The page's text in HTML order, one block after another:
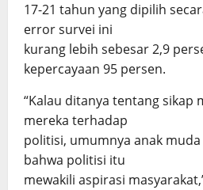
17-21 tahun yang dipilih
error survei ini
kurang lebih sebesar 2,9
kepercayaan 95 persen.
“Kalau ditanya tentang sikap
mereka terhadap
politisi, umumnya anak
bahwa politisi itu
mewakili aspirasi